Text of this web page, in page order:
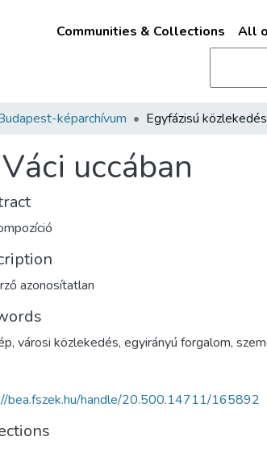
Communities & Collections All
képarchívum
uccában
azonosítatlan
, városi közlekedés, egyirányú forgalom,
bea.fszek.hu/handle/20.500.14711/165892